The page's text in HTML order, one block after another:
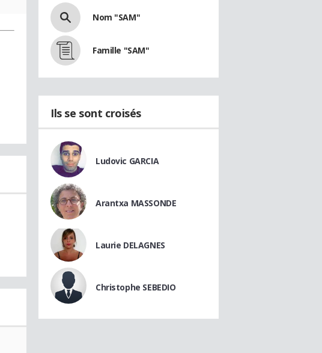
Nom "SAM"
Famille "SAM"
Ils se sont croisés
Ludovic GARCIA
Arantxa MASSONDE
Laurie DELAGNES
Christophe SEBEDIO